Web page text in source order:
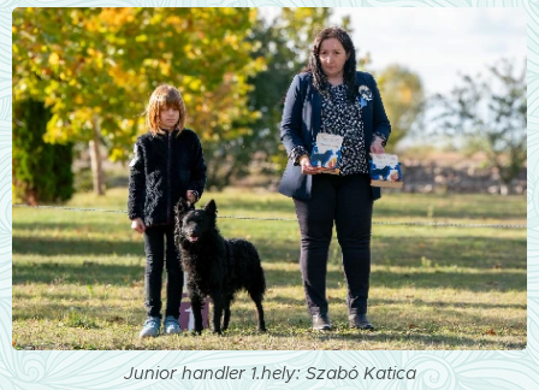
Junior handler 1.hely: Szabó Katica